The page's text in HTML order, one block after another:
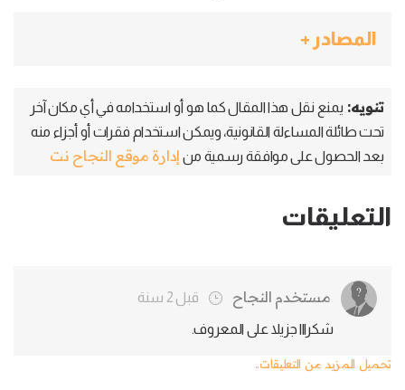
المصادر +
تنويه: يمنع نقل هذا المقال كما هو أو استخدامه في أي مكان آخر
تحت طائلة المساءلة القانونية، ويمكن استخدام فقرات أو أجزاء منه
بعد الحصول على موافقة رسمية من إدارة موقع النجاح نت
التعليقات
مستخدم النجاح قبل 2 سنة
شكرااا جزيلا على المعروف.
تحميل المزيد من التعليقات..